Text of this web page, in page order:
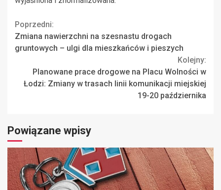
Continue
Reading
Poprzedni:
Zmiana nawierzchni na szesnastu drogach
gruntowych – ulgi dla mieszkańców i pieszych
Kolejny:
Planowane prace drogowe na Placu Wolności w
Łodzi: Zmiany w trasach linii komunikacji miejskiej
19-20 października
Powiązane wpisy